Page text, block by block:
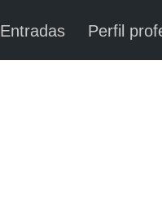
Entradas Perfil